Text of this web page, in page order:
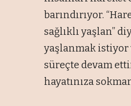
barındırıyor.
sağlıklı yaşlan”
yaşlanmak istiyor
süreçte devam
hayatınıza